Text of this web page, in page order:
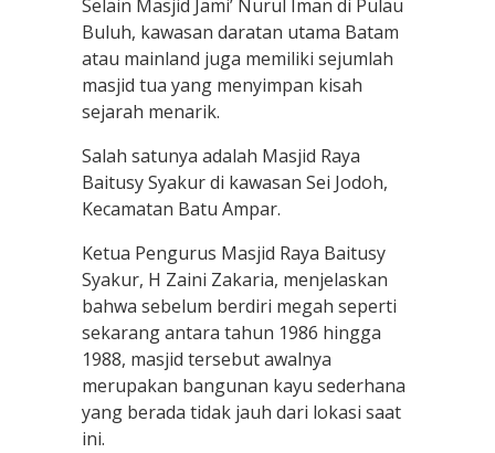
Selain Masjid Jami’ Nurul Iman di Pulau
Buluh, kawasan daratan utama Batam
atau mainland juga memiliki sejumlah
masjid tua yang menyimpan kisah
sejarah menarik.
Salah satunya adalah Masjid Raya
Baitusy Syakur di kawasan Sei Jodoh,
Kecamatan Batu Ampar.
Ketua Pengurus Masjid Raya Baitusy
Syakur, H Zaini Zakaria, menjelaskan
bahwa sebelum berdiri megah seperti
sekarang antara tahun 1986 hingga
1988, masjid tersebut awalnya
merupakan bangunan kayu sederhana
yang berada tidak jauh dari lokasi saat
ini.